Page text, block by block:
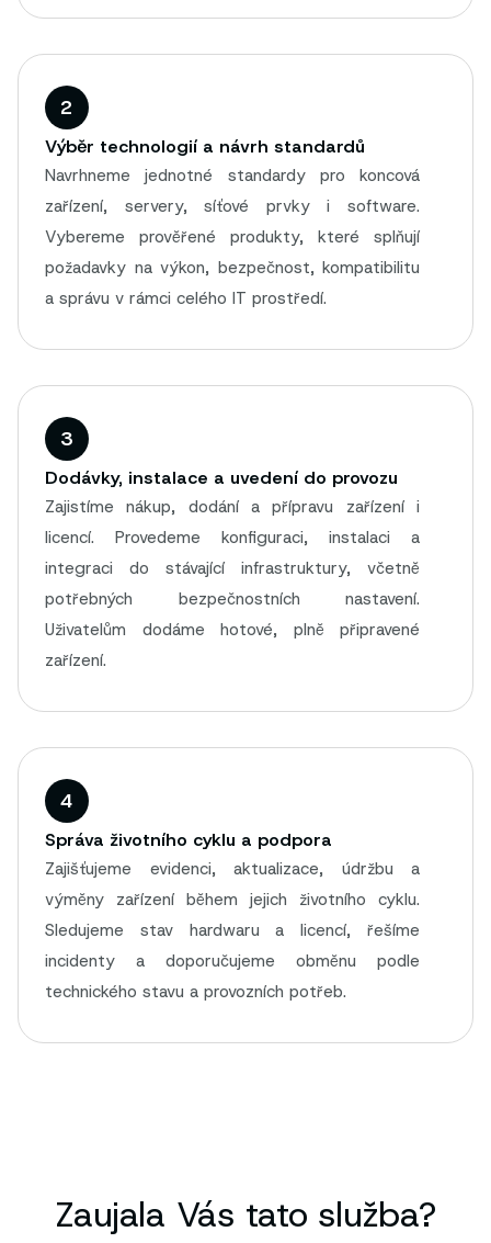
2
Výběr technologií a návrh standardů
Navrhneme jednotné standardy pro koncová
zařízení, servery, síťové prvky i software.
Vybereme prověřené produkty, které splňují
požadavky na výkon, bezpečnost, kompatibilitu
a správu v rámci celého IT prostředí.
3
Dodávky, instalace a uvedení do provozu
Zajistíme nákup, dodání a přípravu zařízení i
licencí. Provedeme konfiguraci, instalaci a
integraci do stávající infrastruktury, včetně
potřebných bezpečnostních nastavení.
Uživatelům dodáme hotové, plně připravené
zařízení.
4
Správa životního cyklu a podpora
Zajišťujeme evidenci, aktualizace, údržbu a
výměny zařízení během jejich životního cyklu.
Sledujeme stav hardwaru a licencí, řešíme
incidenty a doporučujeme obměnu podle
technického stavu a provozních potřeb.
Zaujala Vás tato služba?